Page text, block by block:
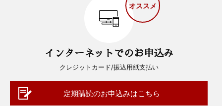
オススメ
インターネットでのお申込み
クレジットカード/振込用紙支払い
定期購読のお申込みはこちら